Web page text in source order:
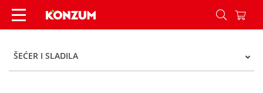
Nutrigold Sirup od agave eko 250 ml - Konzum
ŠEĆER I SLADILA